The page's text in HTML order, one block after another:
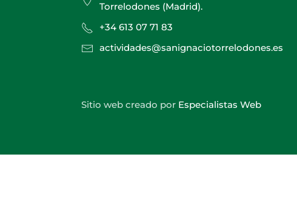
Torrelodones (Madrid).
+34 613 07 71 83
actividades@sanignaciotorrelodones.es
Sitio web creado por Especialistas Web